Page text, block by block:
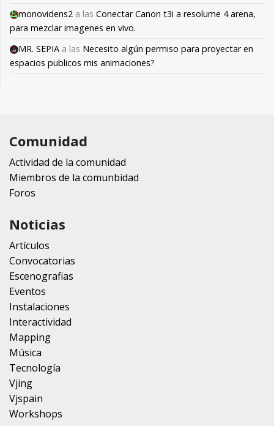
monovidens2 a las Conectar Canon t3i a resolume 4 arena,
para mezclar imagenes en vivo.
MR. SEPIA a las Necesito algún permiso para proyectar en
espacios publicos mis animaciones?
Comunidad
Actividad de la comunidad
Miembros de la comunbidad
Foros
Noticias
Artículos
Convocatorias
Escenografias
Eventos
Instalaciones
Interactividad
Mapping
Música
Tecnología
Vjing
Vjspain
Workshops